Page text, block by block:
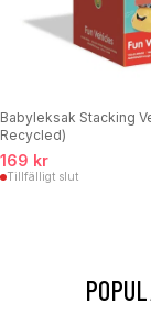
Babyleksak Stacking
Recycled)
169 kr
Tillfälligt slut